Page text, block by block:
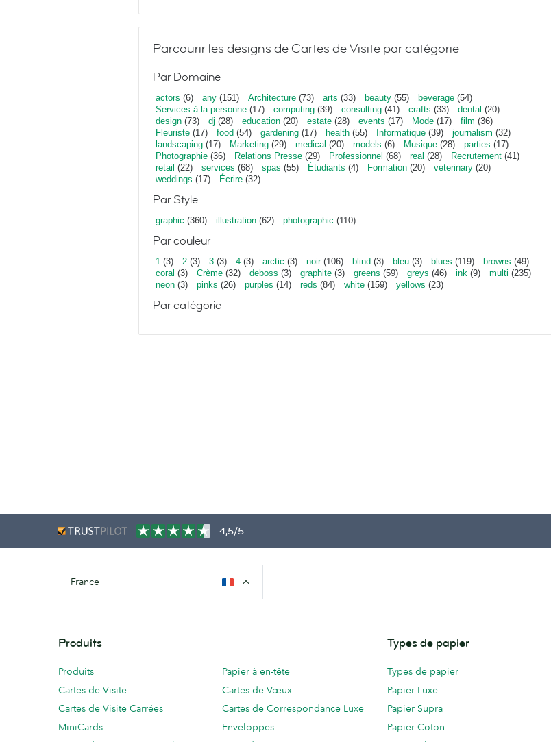
Parcourir les designs de Cartes de Visite par catégorie
Par Domaine
actors (6) any (151) Architecture (73) arts (33) beauty (55) beverage (54)
Services à la personne (17) computing (39) consulting (41) crafts (33) dental (20)
design (73) dj (28) education (20) estate (28) events (17) Mode (17) film (36)
Fleuriste (17) food (54) gardening (17) health (55) Informatique (39) journalism (32)
landscaping (17) Marketing (29) medical (20) models (6) Musique (28) parties (17)
Photographie (36) Relations Presse (29) Professionnel (68) real (28) Recrutement (41)
retail (22) services (68) spas (55) Étudiants (4) Formation (20) veterinary (20)
weddings (17) Écrire (32)
Par Style
graphic (360) illustration (62) photographic (110)
Par couleur
1 (3) 2 (3) 3 (3) 4 (3) arctic (3) noir(106) blind (3) bleu (3) blues (119) browns (49)
coral (3) Crème (32) deboss (3) graphite (3) greens (59) greys (46) ink (9) multi (235)
neon (3) pinks (26) purples (14) reds (84) white (159) yellows (23)
Par catégorie
4,5/5
France
Produits
Produits
Cartes de Visite
Cartes de Visite Carrées
MiniCards
Papier à en-tête
Cartes de Vœux
Cartes de Correspondance Luxe
Enveloppes
Types de papier
Types de papier
Papier Luxe
Papier Supra
Papier Coton